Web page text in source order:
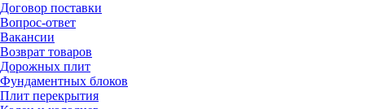
Договор поставки
Вопрос-ответ
Вакансии
Возврат товаров
Дорожных плит
Фундаментных блоков
Плит перекрытия